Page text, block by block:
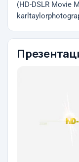
(HD-DSLR Movie